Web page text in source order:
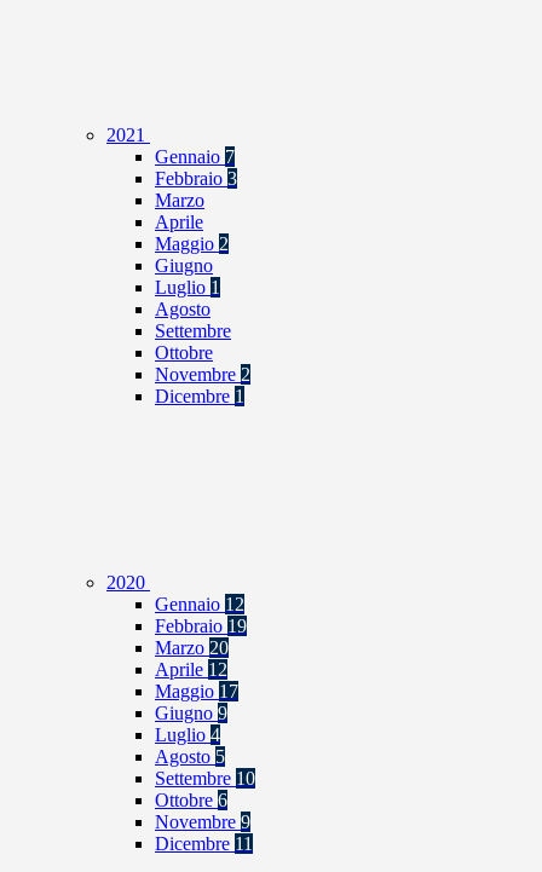
2021
Gennaio 7
Febbraio 3
Marzo
Aprile
Maggio 2
Giugno
Luglio 1
Agosto
Settembre
Ottobre
Novembre 2
Dicembre 1
2020
Gennaio 12
Febbraio 19
Marzo 20
Aprile 12
Maggio 17
Giugno 9
Luglio 4
Agosto 5
Settembre 10
Ottobre 6
Novembre 9
Dicembre 11